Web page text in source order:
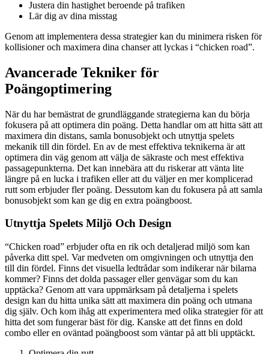
Justera din hastighet beroende på trafiken
Lär dig av dina misstag
Genom att implementera dessa strategier kan du minimera risken för
kollisioner och maximera dina chanser att lyckas i “chicken road”.
Avancerade Tekniker för
Poängoptimering
När du har bemästrat de grundläggande strategierna kan du börja
fokusera på att optimera din poäng. Detta handlar om att hitta sätt att
maximera din distans, samla bonusobjekt och utnyttja spelets
mekanik till din fördel. En av de mest effektiva teknikerna är att
optimera din väg genom att välja de säkraste och mest effektiva
passagepunkterna. Det kan innebära att du riskerar att vänta lite
längre på en lucka i trafiken eller att du väljer en mer komplicerad
rutt som erbjuder fler poäng. Dessutom kan du fokusera på att samla
bonusobjekt som kan ge dig en extra poängboost.
Utnyttja Spelets Miljö Och Design
“Chicken road” erbjuder ofta en rik och detaljerad miljö som kan
påverka ditt spel. Var medveten om omgivningen och utnyttja den
till din fördel. Finns det visuella ledtrådar som indikerar när bilarna
kommer? Finns det dolda passager eller genvägar som du kan
upptäcka? Genom att vara uppmärksam på detaljerna i spelets
design kan du hitta unika sätt att maximera din poäng och utmana
dig själv. Och kom ihåg att experimentera med olika strategier för att
hitta det som fungerar bäst för dig. Kanske att det finns en dold
combo eller en oväntad poängboost som väntar på att bli upptäckt.